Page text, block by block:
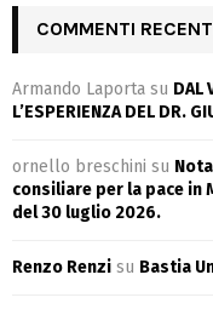
COMMENTI
Armando Laporta su DAL
L’ESPERIENZA DEL DR.
ornello breschini su
consiliare per la pace in
del 30 luglio 2026.
Renzo Renzi su Bastia